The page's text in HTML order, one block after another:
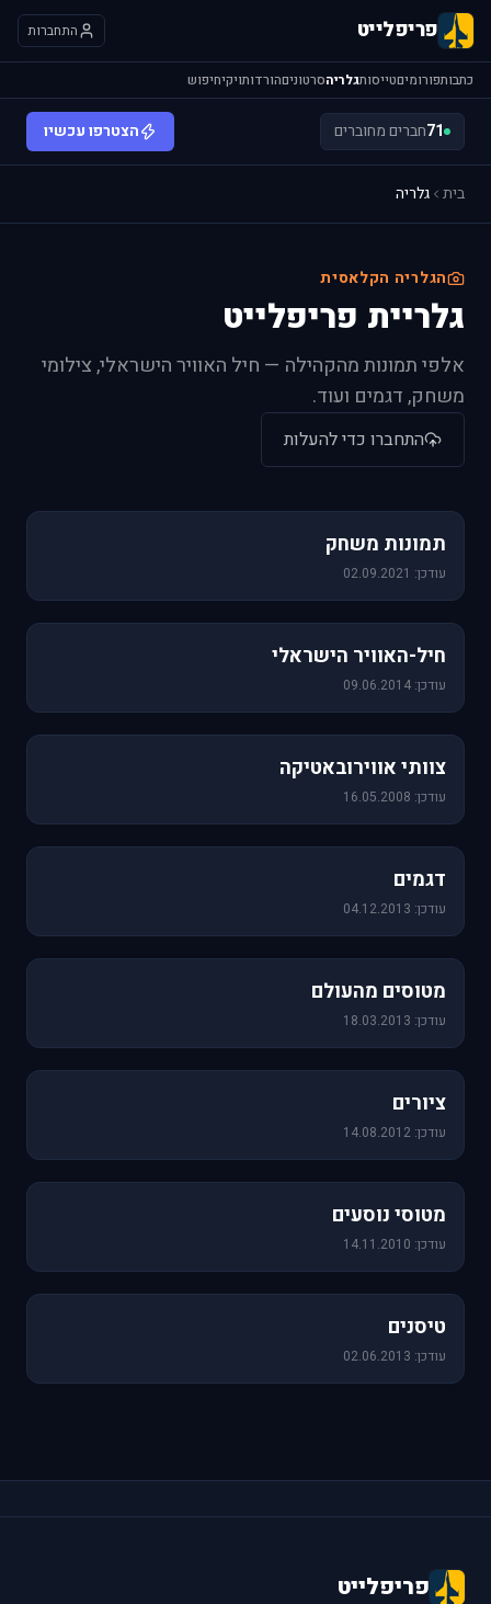
פריפלייט התחברות
כתבותפורומיםטייסותגלריהסרטוניםהורדותויקיחיפוש
71חברים מחוברים הצטרפו עכשיו
בית גלריה
הגלריה הקלאסית
גלריית פריפלייט
אלפי תמונות מהקהילה — חיל האוויר הישראלי, צילומי
משחק, דגמים ועוד.
התחברו כדי להעלות
תמונות משחק
עודכן: 02.09.2021
חיל-האוויר הישראלי
עודכן: 09.06.2014
צוותי אווירובאטיקה
עודכן: 16.05.2008
דגמים
עודכן: 04.12.2013
מטוסים מהעולם
עודכן: 18.03.2013
ציורים
עודכן: 14.08.2012
מטוסי נוסעים
עודכן: 14.11.2010
טיסנים
עודכן: 02.06.2013
פריפלייט